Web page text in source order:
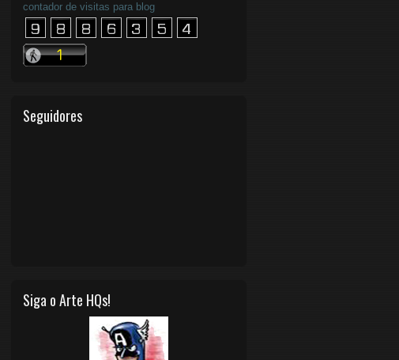
contador de visitas para blog
Seguidores
Siga o Arte HQs!